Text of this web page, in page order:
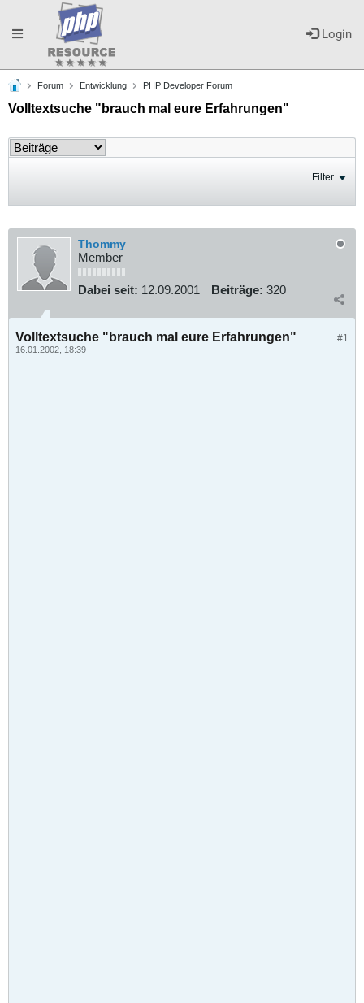
Login
Toggle
navigation
Forum Entwicklung PHP Developer Forum
Volltextsuche "brauch mal eure Erfahrungen"
Filter
Thommy
Member
Dabei seit: 12.09.2001 Beiträge: 320
#1
Volltextsuche "brauch mal eure Erfahrungen"
16.01.2002, 18:39